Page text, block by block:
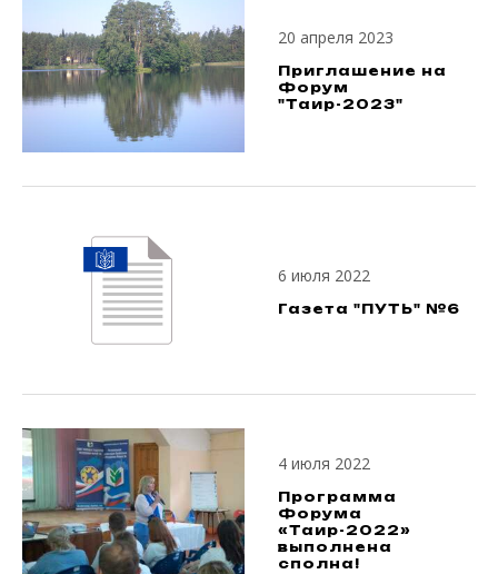
20 апреля 2023
Приглашение на
Форум
"Таир-2023"
6 июля 2022
Газета "ПУТЬ" №6
4 июля 2022
Программа
Форума
«Таир-2022»
выполнена
сполна!